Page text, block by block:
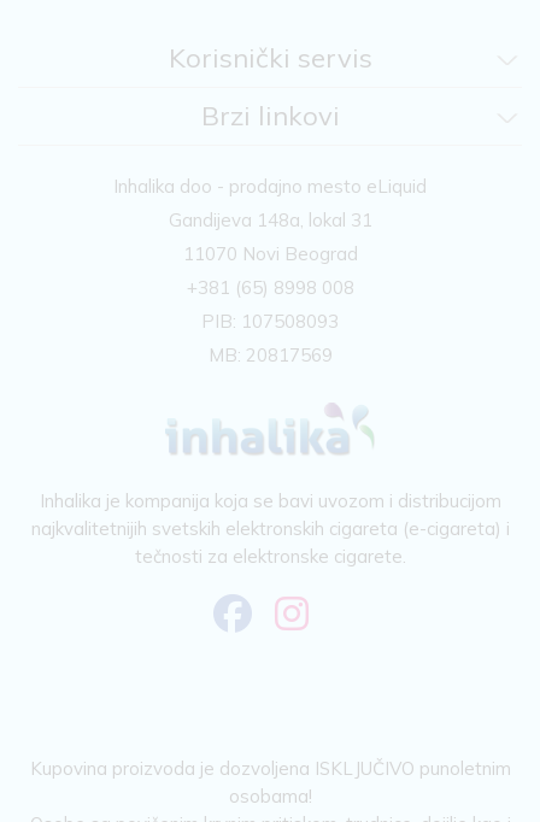
Korisnički servis
Brzi linkovi
Inhalika doo - prodajno mesto eLiquid
Gandijeva 148a, lokal 31
11070 Novi Beograd
+381 (65) 8998 008
PIB: 107508093
MB: 20817569
Inhalika je kompanija koja se bavi uvozom i distribucijom
najkvalitetnijih svetskih elektronskih cigareta (e-cigareta) i
tečnosti za elektronske cigarete.
Kupovina proizvoda je dozvoljena ISKLJUČIVO punoletnim
osobama!